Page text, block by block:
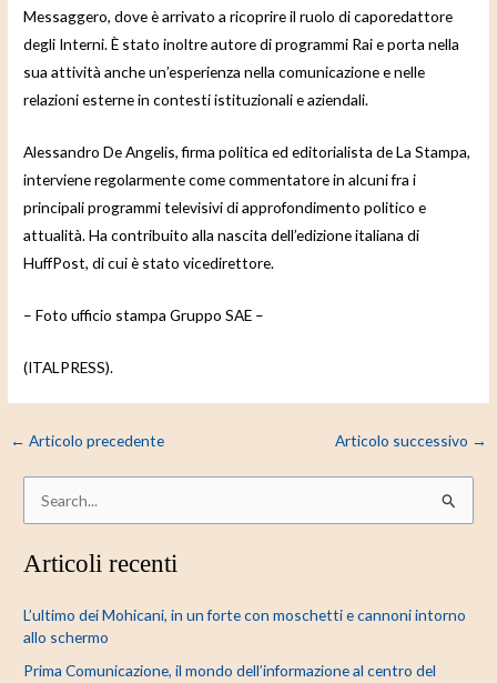
Messaggero, dove è arrivato a ricoprire il ruolo di caporedattore
degli Interni. È stato inoltre autore di programmi Rai e porta nella
sua attività anche un’esperienza nella comunicazione e nelle
relazioni esterne in contesti istituzionali e aziendali.
Alessandro De Angelis, firma politica ed editorialista de La Stampa,
interviene regolarmente come commentatore in alcuni fra i
principali programmi televisivi di approfondimento politico e
attualità. Ha contribuito alla nascita dell’edizione italiana di
HuffPost, di cui è stato vicedirettore.
– Foto ufficio stampa Gruppo SAE –
(ITALPRESS).
← Articolo precedente Articolo successivo →
r
a
Articoli recenti
L’ultimo dei Mohicani, in un forte con moschetti e cannoni intorno
allo schermo
Prima Comunicazione, il mondo dell’informazione al centro del